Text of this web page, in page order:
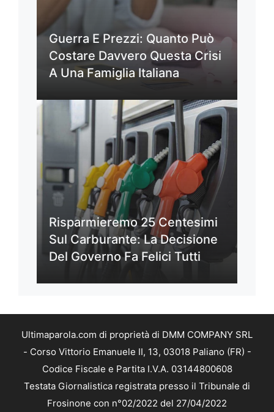
Guerra E Prezzi: Quanto Può
Costare Davvero Questa Crisi
A Una Famiglia Italiana
Risparmieremo 25 Centesimi
Sul Carburante: La Decisione
Del Governo Fa Felici Tutti
Ultimaparola.com di proprietà di DMM COMPANY SRL
- Corso Vittorio Emanuele II, 13, 03018 Paliano (FR) -
Codice Fiscale e Partita I.V.A. 03144800608
Testata Giornalistica registrata presso il Tribunale di
Frosinone con n°02/2022 del 27/04/2022